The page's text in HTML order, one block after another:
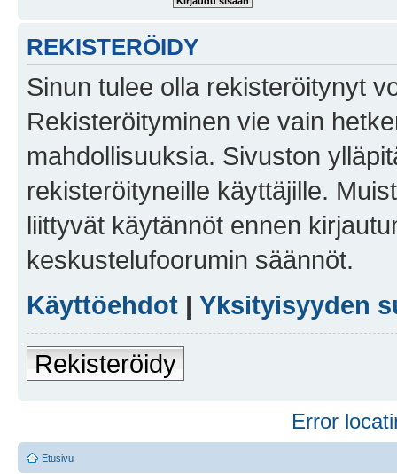
REKISTERÖIDY
Sinun tulee olla rekisteröitynyt
Rekisteröityminen vie vain
mahdollisuuksia. Sivuston
rekisteröityneille käyttäjille.
liittyvät käytännöt ennen
keskustelufoorumin säännöt.
Käyttöehdot | Yksityisyyden
Rekisteröidy
Error
Etusivu